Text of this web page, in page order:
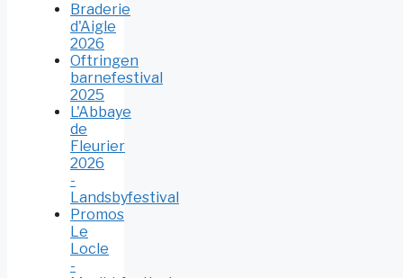
Braderie
d'Aigle
2026
Oftringen
barnefestival
2025
L'Abbaye
de
Fleurier
2026
-
Landsbyfestival
Promos
Le
Locle
-